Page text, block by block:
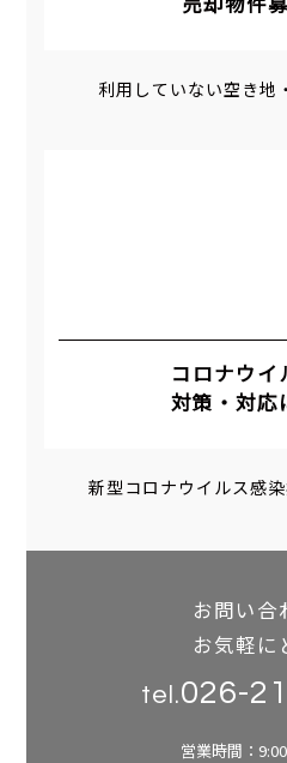
利用していない空き地
コロナウイ
対策・対応
新型コロナウイルス感
お問い合
お気軽に
tel.026-
営業時間：